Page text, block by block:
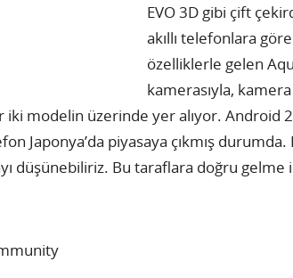
EVO 3D gibi çift
akıllı telefonlara
özelliklerle gelen
kamerasıyla, kamera
iki modelin üzerinde yer alıyor. Android
Japonya’da piyasaya çıkmış
düşünebiliriz. Bu taraflara doğru